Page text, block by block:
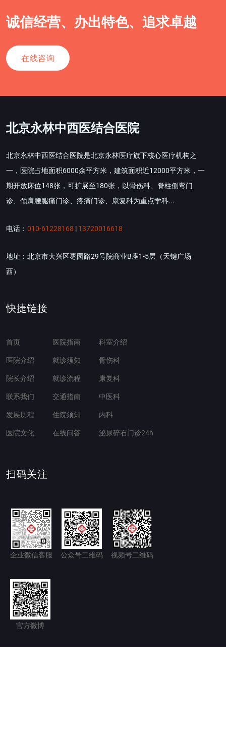
诚信经营、办出特色、追求卓越
在线咨询
北京永林中西医结合医院
北京永林中西医结合医院是北京永林医疗旗下核心医疗机构之
一，医院占地面积6000余平方米，建筑面积近12000平方米，一
期开放床位148张，可扩展至180张，以骨伤科、脊柱侧弯门
诊、颈肩腰腿痛门诊、疼痛门诊、康复科为重点学科...
电话： 010-61228168 | 13720016618
地址：北京市大兴区枣园路29号院商业B座1-5层（天键广场
西）
快捷链接
首页
医院介绍
院长介绍
联系我们
发展历程
医院文化
医院指南
就诊须知
就诊流程
交通指南
住院须知
在线问答
科室介绍
骨伤科
康复科
中医科
内科
泌尿碎石门诊24h
扫码关注
企业微信客服 公众号二维码 视频号二维码
官方微博